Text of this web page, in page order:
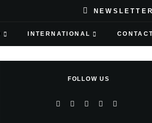
NEWSLETTER
INTERNATIONAL
FOLLOW US